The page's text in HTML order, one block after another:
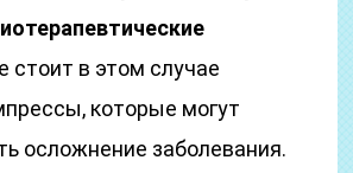
стоит в этом случае
которые могут
осложнение заболевания.